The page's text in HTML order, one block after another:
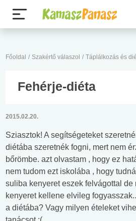
Főoldal / Szakértő válaszol / Táplálkozás és
Fehérje-diéta
2015.02.20.
Sziasztok! A segítségeteket
diétába szeretnék fogni, mert nem
bőrömbe. azt olvastam , hogy ez
nem tudom ezt iskolába , hogy
suliba kenyeret eszek felvágottal de
kenyeret kellene elvileg
a diétába? Vagy milyen ételeket